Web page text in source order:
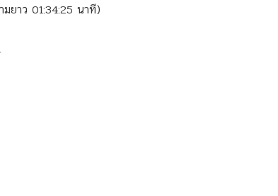
ยาว 01:34:25 นาที)